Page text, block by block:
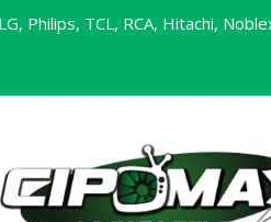
Philips, TCL, RCA, Hitachi,